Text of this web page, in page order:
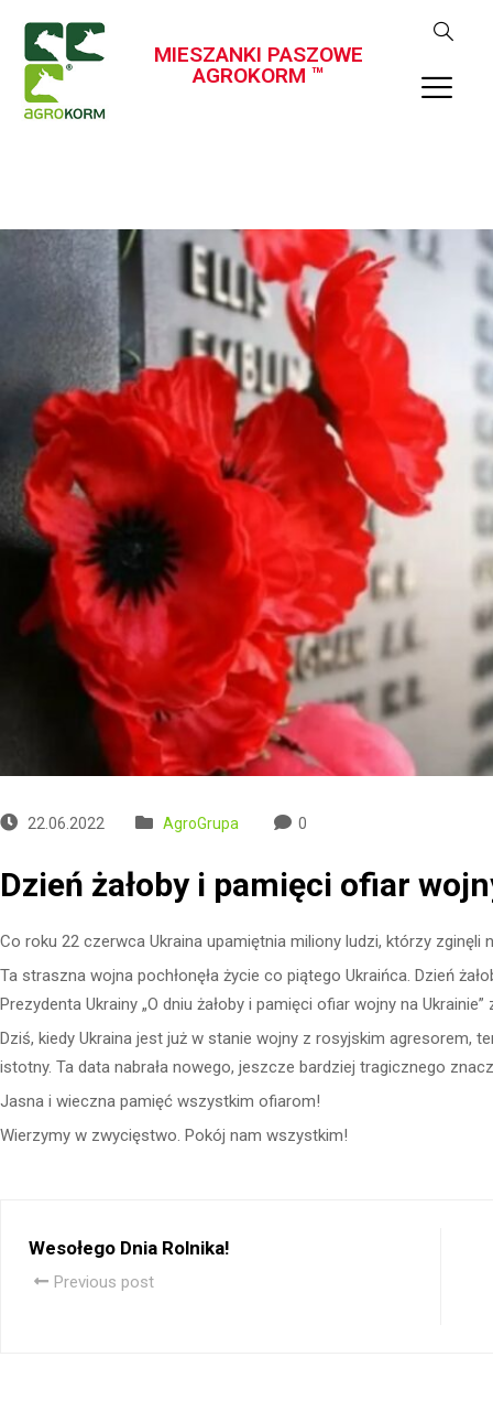
MIESZANKI PASZOWE
AGROKORM ™
22.06.2022 AgroGrupa 0
Dzień żałoby i pamięci ofiar
Co roku 22 czerwca Ukraina upamiętnia miliony ludzi, którzy zginęli
Ta straszna wojna pochłonęła życie co piątego Ukraińca. Dzień
Prezydenta Ukrainy „O dniu żałoby i pamięci ofiar wojny na
Dziś, kiedy Ukraina jest już w stanie wojny z rosyjskim agresorem,
istotny. Ta data nabrała nowego, jeszcze bardziej tragicznego
Jasna i wieczna pamięć wszystkim ofiarom!
Wierzymy w zwycięstwo. Pokój nam wszystkim!
Wesołego Dnia Rolnika!
Previous post